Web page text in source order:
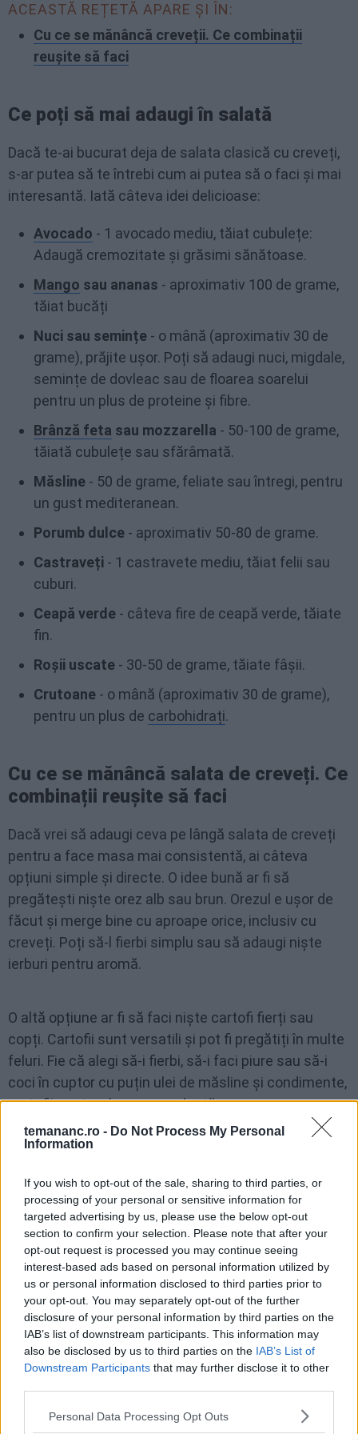
temananc.ro - Do Not Process My Personal
Information
If you wish to opt-out of the sale, sharing to third parties, or
processing of your personal or sensitive information for
targeted advertising by us, please use the below opt-out
section to confirm your selection. Please note that after your
opt-out request is processed you may continue seeing
interest-based ads based on personal information utilized by
us or personal information disclosed to third parties prior to
your opt-out. You may separately opt-out of the further
disclosure of your personal information by third parties on the
IAB’s list of downstream participants. This information may
also be disclosed by us to third parties on the IAB’s List of
Downstream Participants that may further disclose it to other
Personal Data Processing Opt Outs
ACEASTĂ REȚETĂ APARE ȘI ÎN:
Cu ce se mănâncă creveții. Ce combinații
reușite să faci
Ce poți să mai adaugi în salată
Dacă te-ai bucurat deja de salata clasică cu creveți,
s-ar putea să te întrebi cum ai putea să o faci și mai
interesantă. Iată câteva idei delicioase:
Avocado - 1 avocado mediu, tăiat cubulețe:
Adaugă cremozitate și grăsimi sănătoase.
Mango sau ananas - aproximativ 100 de grame,
tăiat bucăți
Nuci sau semințe - o mână (aproximativ 30 de
grame), prăjite ușor. Poți să adaugi nuci, migdale,
semințe de dovleac sau de floarea soarelui
pentru un plus de proteine și fibre.
Brânză feta sau mozzarella - 50-100 de grame,
tăiată cubulețe sau sfărâmată.
Măsline - 50 de grame, feliate sau întregi, pentru
un gust mediteranean.
Porumb dulce - aproximativ 50-80 de grame.
Castraveți - 1 castravete mediu, tăiat felii sau
cuburi.
Ceapă verde - câteva fire de ceapă verde, tăiate
fin.
Roșii uscate - 30-50 de grame, tăiate fâșii.
Crutoane - o mână (aproximativ 30 de grame),
pentru un plus de carbohidrați.
Cu ce se mănâncă salata de creveți. Ce
combinații reușite să faci
Dacă vrei să adaugi ceva pe lângă salata de creveți
pentru a face masa mai consistentă, ai câteva
opțiuni simple și directe. O idee bună ar fi să
pregătești niște orez alb sau brun. Orezul e ușor de
făcut și merge bine cu aproape orice, inclusiv cu
creveți. Poți să-l fierbi simplu sau să adaugi niște
ierburi pentru aromă.
O altă opțiune ar fi să faci niște cartofi fierți sau
copți. Cartofii sunt versatili și pot fi pregătiți în multe
feluri. Fie că alegi să-i fierbi, să-i faci piure sau să-i
coci în cuptor cu puțin ulei de măsline și condimente,
cartofii sunt o alegere excelentă.
Și, dacă vrei ceva mai ușor, poți merge pe pâine
absorbi orice dressing sau arome din salată.
Și pentru cei care preferă ceva mai tradițional,paste
simple
, gătite al dente
, sunt alegerea clasică. Fie că
optezi pentru spaghete, penne sau orice alt tip de
paste, acestea se potrivesc perfect cu creveții.
FACEBOOK WHATSAPP EMAIL